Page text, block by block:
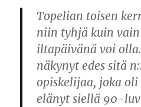
Topelian toisen
niin tyhjä kuin
iltapäivänä voi
näkynyt edes sitä
opiskelijaa, joka
elänyt siellä 90-